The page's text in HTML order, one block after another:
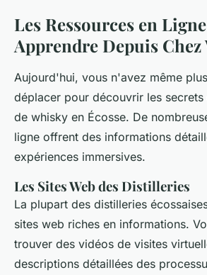
Les Ressources en
Apprendre Depuis Chez
Aujourd'hui, vous n'avez même
déplacer pour découvrir les
de whisky en Écosse. De
ligne offrent des informations
expériences immersives.
Les Sites Web des Distilleries
La plupart des distilleries
sites web riches en informations.
trouver des vidéos de visites
descriptions détaillées des